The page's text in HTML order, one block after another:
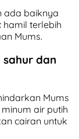
ada baiknya
terlebih
Mums.
sahur dan
Mums
air putih
cairan untuk